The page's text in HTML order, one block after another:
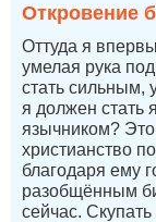
Откровение
Оттуда я
умелая рука
стать сильным,
я должен стать
язычником?
христианство
благодаря ему
разобщённым
сейчас.